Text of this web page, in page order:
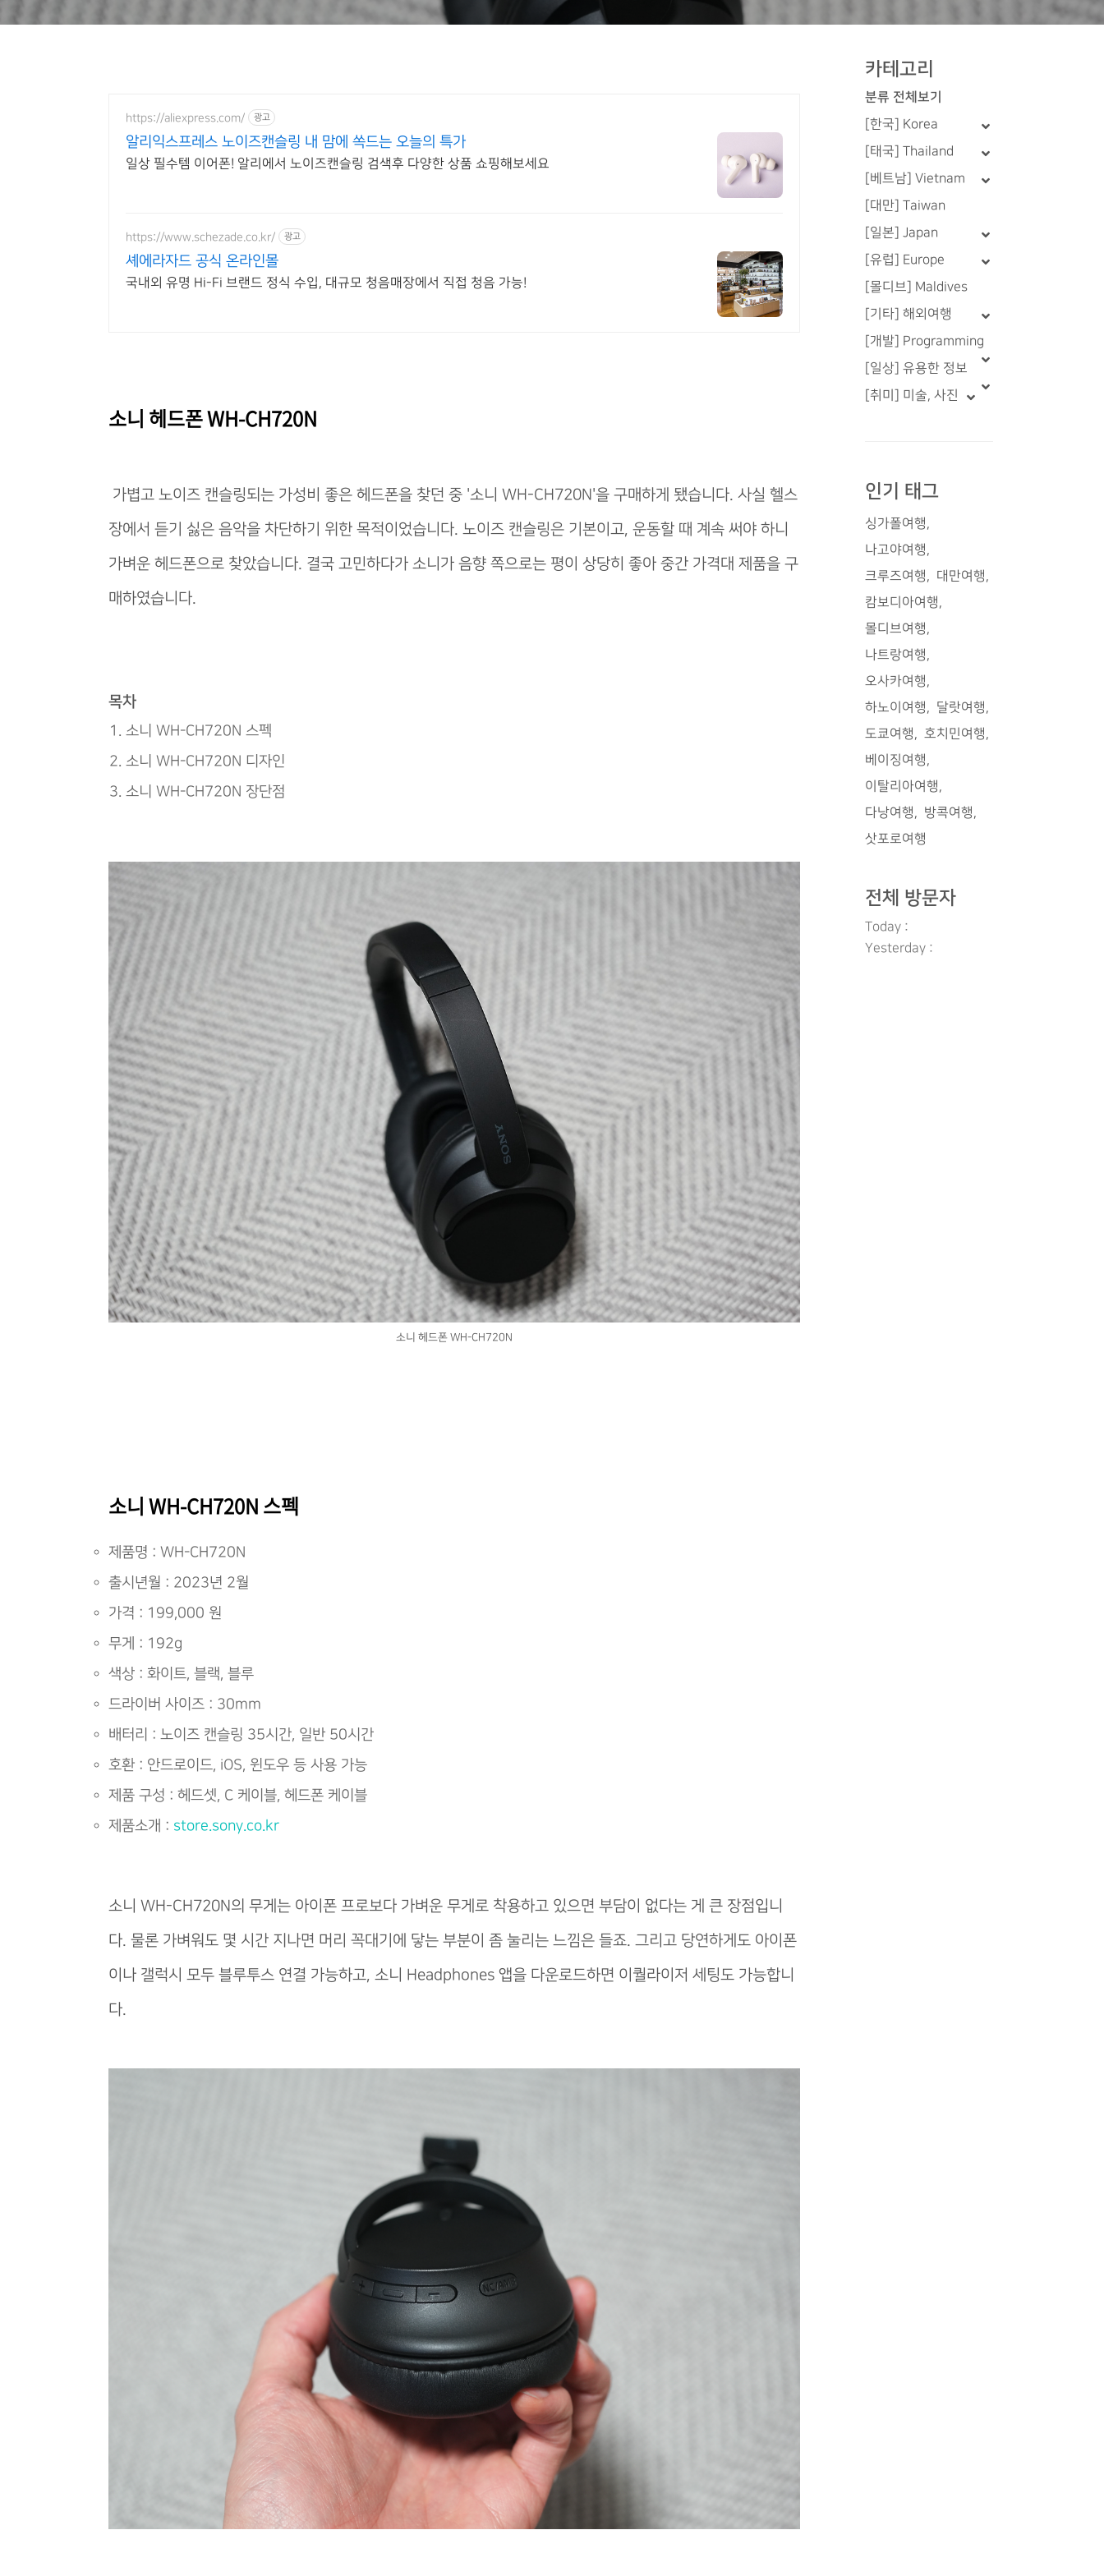
https://aliexpress.com/ 광고
알리익스프레스 노이즈캔슬링 내 맘에 쏙드는 오늘의 특가
일상 필수템 이어폰! 알리에서 노이즈캔슬링 검색후 다양한 상품 쇼핑해보세요
https://www.schezade.co.kr/ 광고
셰에라자드 공식 온라인몰
국내외 유명 Hi-Fi 브랜드 정식 수입, 대규모 청음매장에서 직접 청음 가능!
소니 헤드폰 WH-CH720N
가볍고 노이즈 캔슬링되는 가성비 좋은 헤드폰을 찾던 중 '소니 WH-CH720N'을 구매하게 됐습니다. 사실 헬스
장에서 듣기 싫은 음악을 차단하기 위한 목적이었습니다. 노이즈 캔슬링은 기본이고, 운동할 때 계속 써야 하니
가벼운 헤드폰으로 찾았습니다. 결국 고민하다가 소니가 음향 쪽으로는 평이 상당히 좋아 중간 가격대 제품을 구
매하였습니다.
목차
소니 WH-CH720N 스펙
소니 WH-CH720N 디자인
소니 WH-CH720N 장단점
소니 헤드폰 WH-CH720N
소니 WH-CH720N 스펙
제품명 : WH-CH720N
출시년월 : 2023년 2월
가격 : 199,000 원
무게 : 192g
색상 : 화이트, 블랙, 블루
드라이버 사이즈 : 30mm
배터리 : 노이즈 캔슬링 35시간, 일반 50시간
호환 : 안드로이드, iOS, 윈도우 등 사용 가능
제품 구성 : 헤드셋, C 케이블, 헤드폰 케이블
제품소개 : store.sony.co.kr
소니 WH-CH720N의 무게는 아이폰 프로보다 가벼운 무게로 착용하고 있으면 부담이 없다는 게 큰 장점입니
다. 물론 가벼워도 몇 시간 지나면 머리 꼭대기에 닿는 부분이 좀 눌리는 느낌은 들죠. 그리고 당연하게도 아이폰
이나 갤럭시 모두 블루투스 연결 가능하고, 소니 Headphones 앱을 다운로드하면 이퀄라이저 세팅도 가능합니
다.
카테고리
분류 전체보기
[한국] Korea
[태국] Thailand
[베트남] Vietnam
[대만] Taiwan
[일본] Japan
[유럽] Europe
[몰디브] Maldives
[기타] 해외여행
[개발] Programming
[일상] 유용한 정보
[취미] 미술, 사진
인기 태그
싱가폴여행
나고야여행
크루즈여행
대만여행
캄보디아여행
몰디브여행
나트랑여행
오사카여행
하노이여행
달랏여행
도쿄여행
호치민여행
베이징여행
이탈리아여행
다낭여행
방콕여행
삿포로여행
전체 방문자
Today :
Yesterday :